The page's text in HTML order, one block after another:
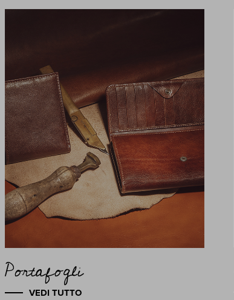
Portafogli
VEDI TUTTO